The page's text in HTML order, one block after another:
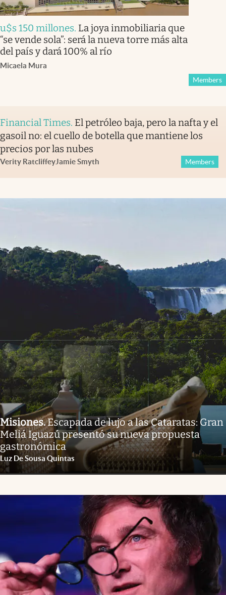
u$s 150 millones. La joya inmobiliaria que
“se vende sola”: será la nueva torre más alta
del país y dará 100% al río
Micaela Mura
Members
Financial Times. El petróleo baja, pero la nafta y el
gasoil no: el cuello de botella que mantiene los
precios por las nubes
Verity RatcliffeyJamie Smyth Members
Misiones.Escapada de lujo a las Cataratas: Gran
Meliá Iguazú presentó su nueva propuesta
gastronómica
Luz De Sousa Quintas